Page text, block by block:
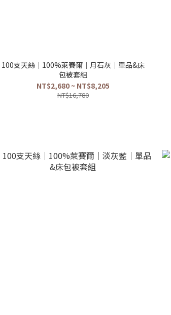
100支天絲｜100%萊賽爾｜月石灰｜單品&床
包被套組
NT$2,680 ~ NT$8,205
NT$16,780